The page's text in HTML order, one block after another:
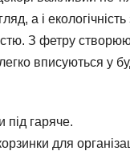
а і екологічність
З фетру
вписуються у
під гаряче.
для